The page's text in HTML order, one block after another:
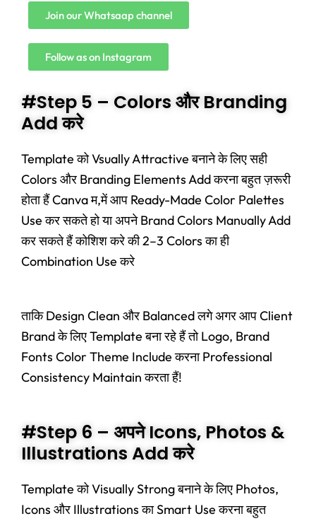
Join our Whatsaap channel
Follow as on Instagram
#Step 5 – Colors और Branding
Add करे
Template को Vsually Attractive बनाने के लिए सही
Colors और Branding Elements Add करना बहुत ज़रूरी
होता हैं Canva म,में आप Ready-Made Color Palettes
Use कर सकते हो या अपने Brand Colors Manually Add
कर सकते हैं कोशिश करे की 2–3 Colors का ही
Combination Use करे
ताकि Design Clean और Balanced लगे अगर आप Client
Brand के लिए Template बना रहे हैं तो Logo, Brand
Fonts Color Theme Include करना Professional
Consistency Maintain करता हैं!
#Step 6 – अपने Icons, Photos &
Illustrations Add करे
Template को Visually Strong बनाने के लिए Photos,
Icons और Illustrations का Smart Use करना बहुत